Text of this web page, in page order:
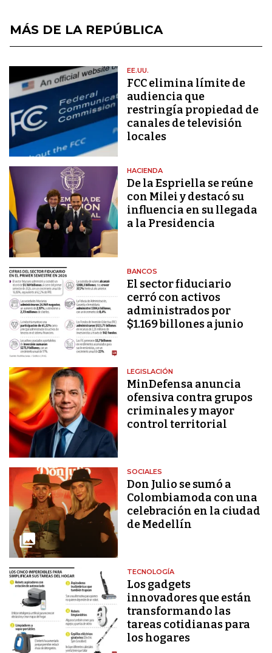
MÁS DE LA REPÚBLICA
EE.UU.
FCC elimina límite de
audiencia que
restringía propiedad de
canales de televisión
locales
HACIENDA
De la Espriella se reúne
con Milei y destacó su
influencia en su llegada
a la Presidencia
BANCOS
El sector fiduciario
cerró con activos
administrados por
$1.169 billones a junio
LEGISLACIÓN
MinDefensa anuncia
ofensiva contra grupos
criminales y mayor
control territorial
SOCIALES
Don Julio se sumó a
Colombiamoda con una
celebración en la ciudad
de Medellín
TECNOLOGÍA
Los gadgets
innovadores que están
transformando las
tareas cotidianas para
los hogares